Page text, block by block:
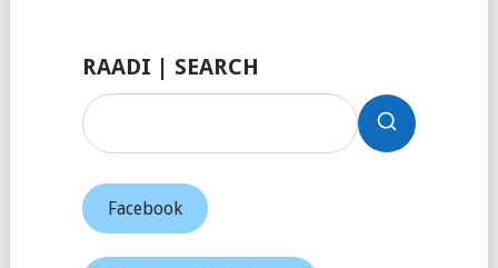
RAADI | SEARCH
Facebook